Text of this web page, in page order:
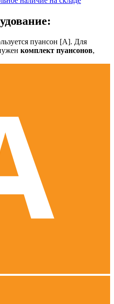
пуансон [А]. Для
комплект пуансонов,